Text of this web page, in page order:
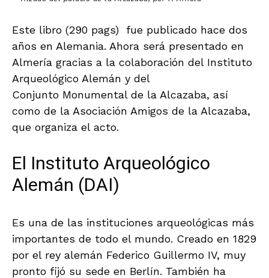
Este libro (290 pags) fue publicado hace dos
años en Alemania. Ahora será presentado en
Almería gracias a la colaboración del Instituto
Arqueológico Alemán y del
Conjunto Monumental de la Alcazaba, así
como de la Asociación Amigos de la Alcazaba,
que organiza el acto.
El Instituto Arqueológico
Alemán (DAI)
Es una de las instituciones arqueológicas más
importantes de todo el mundo. Creado en 1829
por el rey alemán Federico Guillermo IV, muy
pronto fijó su sede en Berlín. También ha